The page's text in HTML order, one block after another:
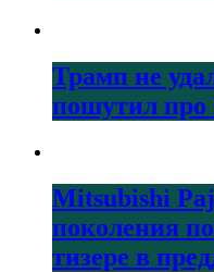
Трамп не
пошутил про
Mitsubishi
поколения
тизере в